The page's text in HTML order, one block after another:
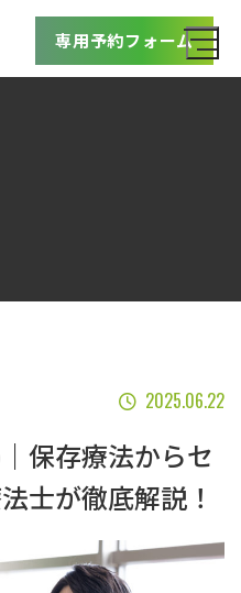
専用予約フォーム
2025.06.22
保存療法からセ
士が徹底解説！